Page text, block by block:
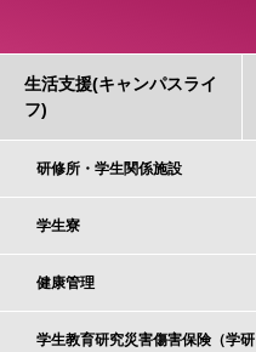
生活支援(キャンパスライ
フ)
研修所・学生関係施設
学生寮
健康管理
学生教育研究災害傷害保険（学研